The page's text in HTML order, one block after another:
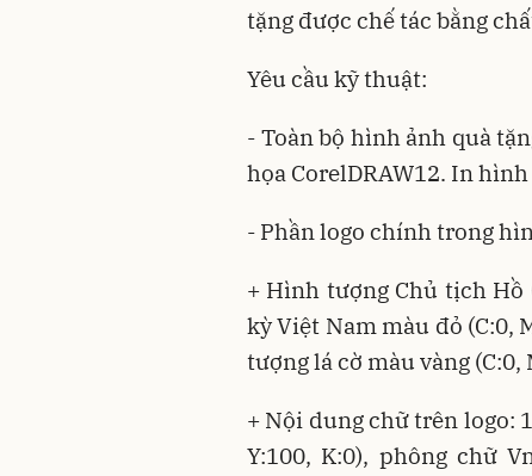
tặng được chế tác bằng
Yêu cầu kỹ thuật:
- Toàn bộ hình ảnh quà
họa CorelDRAW12. In
- Phần logo chính trong
+ Hình tượng Chủ tịch Hồ
kỳ Việt Nam màu đỏ (C:0,
tượng lá cờ màu vàng (C:0,
+ Nội dung chữ trên logo:
Y:100, K:0), phông chữ